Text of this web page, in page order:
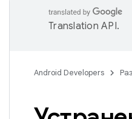
Translation API.
Android Developers